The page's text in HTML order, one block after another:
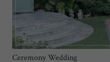
Ceremony Wedding